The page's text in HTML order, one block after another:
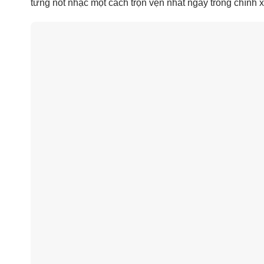
từng nốt nhạc một cách trọn vẹn nhất ngay trong chính